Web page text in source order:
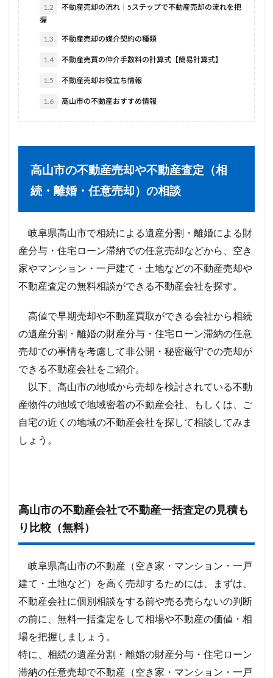
1.2
不動産売却の流れ｜5ステップで不動産売却の流れを把
握
1.3 不動産売却の媒介契約の種類
1.4 不動産売買の仲介手数料の計算式【簡易計算式】
1.5 不動産売却お役立ち情報
1.6 高山市の不動産おすすめ情報
高山市の不動産売却や不動産査定（相
続・離婚・任意売却）の相談
岐阜県高山市で相続による遺産分割・離婚による財
産分与・住宅ローン滞納での任意売却などから、空き
家やマンション・一戸建て・土地などの不動産売却や
不動産査定の無料相談ができる不動産会社を探す。
高値で早期売却や不動産買取ができる会社から相続
の遺産分割・離婚の財産分与・住宅ローン滞納の任意
売却での事情を考慮して非公開・秘密厳守での売却が
できる不動産会社をご紹介。
以下、高山市の地域から売却を検討されている不動
産物件の地域で地域密着の不動産会社、もしくは、ご
自宅の近くの地域の不動産会社を探して相談してみま
しょう。
高山市の不動産会社で不動産一括査定の見積も
り比較（無料）
岐阜県高山市の不動産（空き家・マンション・一戸
建て・土地など）を高く売却するためには、まずは、
不動産会社に個別相談をする前や売る売らないの判断
の前に、無料一括査定をして相場や不動産の価値・相
場を把握しましょう。
特に、相続の遺産分割・離婚の財産分与・住宅ローン
滞納の任意売却で不動産（空き家・マンション・一戸